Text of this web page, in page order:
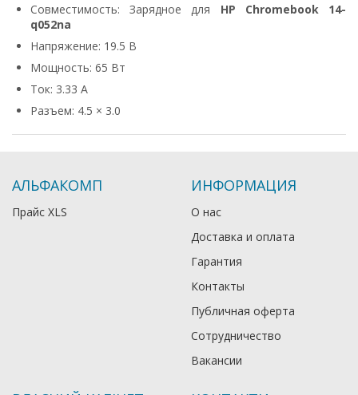
Совместимость: Зарядное для HP Chromebook 14-
q052na
Напряжение: 19.5 В
Мощность: 65 Вт
Ток: 3.33 А
Разъем: 4.5 × 3.0
АЛЬФАКОМП
Прайс XLS
ИНФОРМАЦИЯ
О нас
Доставка и оплата
Гарантия
Контакты
Публичная оферта
Сотрудничество
Вакансии